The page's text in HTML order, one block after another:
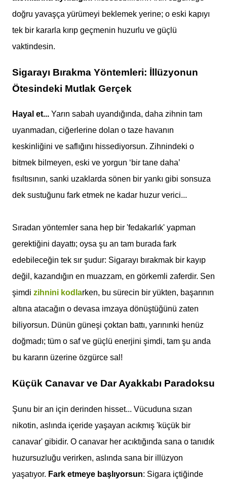
doğru yavaşça yürümeyi beklemek yerine; o eski kapıyı
tek bir kararla kırıp geçmenin huzurlu ve güçlü
vaktindesin.
Sigarayı Bırakma Yöntemleri: İllüzyonun
Ötesindeki Mutlak Gerçek
Hayal et... Yarın sabah uyandığında, daha zihnin tam
uyanmadan, ciğerlerine dolan o taze havanın
keskinliğini ve saflığını hissediyorsun. Zihnindeki o
bitmek bilmeyen, eski ve yorgun ‘bir tane daha’
fısıltısının, sanki uzaklarda sönen bir yankı gibi sonsuza
dek sustuğunu fark etmek ne kadar huzur verici...
Sıradan yöntemler sana hep bir 'fedakarlık' yapman
gerektiğini dayattı; oysa şu an tam burada fark
edebileceğin tek sır şudur: Sigarayı bırakmak bir kayıp
değil, kazandığın en muazzam, en görkemli zaferdir. Sen
şimdi zihnini kodlarken, bu sürecin bir yükten, başarının
altına atacağın o devasa imzaya dönüştüğünü zaten
biliyorsun. Dünün güneşi çoktan battı, yarınınki henüz
doğmadı; tüm o saf ve güçlü enerjini şimdi, tam şu anda
bu kararın üzerine özgürce sal!
Küçük Canavar ve Dar Ayakkabı Paradoksu
Şunu bir an için derinden hisset... Vücuduna sızan
nikotin, aslında içeride yaşayan acıkmış 'küçük bir
canavar' gibidir. O canavar her acıktığında sana o tanıdık
huzursuzluğu verirken, aslında sana bir illüzyon
yaşatıyor. Fark etmeye başlıyorsun: Sigara içtiğinde